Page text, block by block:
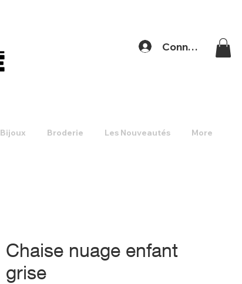
Connexion
Bijoux Broderie Les Nouveautés More
Chaise nuage enfant
grise